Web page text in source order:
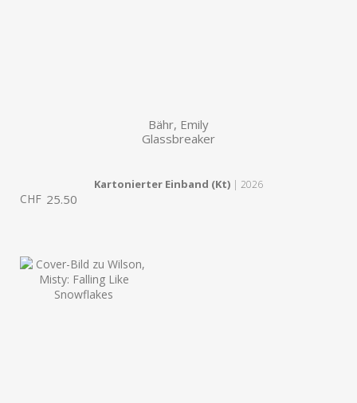
Bähr, Emily
Glassbreaker
Kartonierter Einband (Kt) | 2026
CHF 25.50